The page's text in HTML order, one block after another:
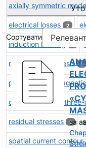
axially symmetric
electrical losses 2
induction heating
magnetic hysteresis 2
pulsed
quasi-stationary
residual stresses 2
spatial current contour
Сортувати
за